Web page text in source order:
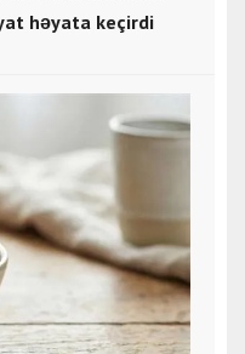
həyata keçirdi